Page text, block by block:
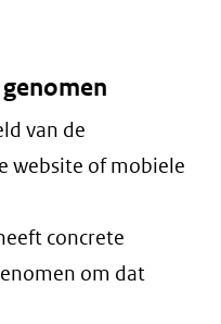
van de
website of mobiele
concrete
om dat